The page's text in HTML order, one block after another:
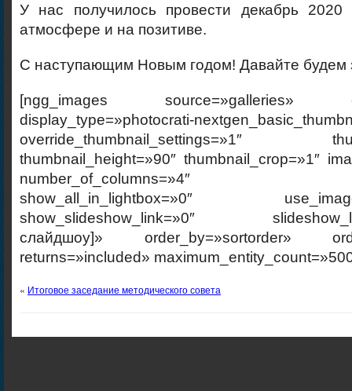
У нас получилось провести декабрь 2020
атмосфере и на позитиве.
С наступающим Новым годом! Давайте будем
[ngg_images source=»galleries»
display_type=»photocrati-
override_thumbnail_settings=»1″
thumbnail_height=»90″ thumbnail_crop=»1″
number_of_columns=»4″
show_all_in_lightbox=»0″
show_slideshow_link=»0″
слайдшоу]» order_by=»sortorder»
returns=»included»
« Итоговое заседание методического совета